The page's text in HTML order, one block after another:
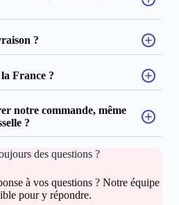
?
France ?
notre commande, même
?
des questions ?
à vos questions ? Notre équipe
pour y répondre.